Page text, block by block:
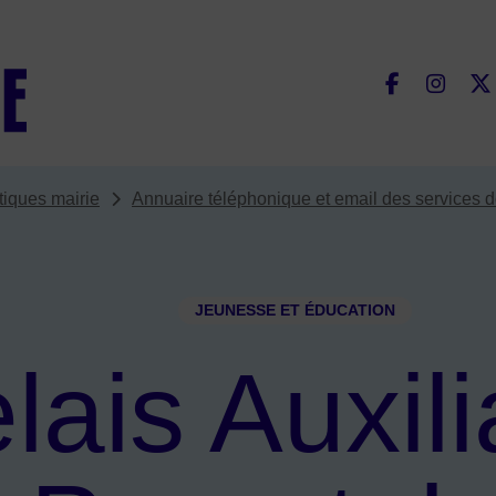
mairie
Annuaire téléphonique et email des services
JEUNESSE ET ÉDUCATION